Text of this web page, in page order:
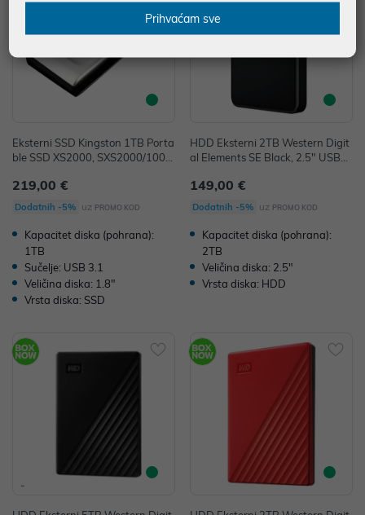
Eksterni SSD Kingston 1TB Porta
ble SSD XS2000, SXS2000/1000
219,00 €
Dodatnih -5% uz PROMO KOD
Kapacitet diska (pohrana):
1TB
Sučelje: USB 3.1
Veličina diska: 1.8"
Vrsta diska: SSD
HDD Eksterni 2TB Western Digit
al Elements SE Black, 2.5" USB3.
149,00 €
Dodatnih -5% uz PROMO KOD
Kapacitet diska (pohrana):
2TB
Veličina diska: 2.5"
Vrsta diska: HDD
Prihvaćam sve